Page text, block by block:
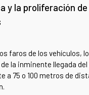
y la proliferación de
faros de los vehículos,
la inminente llegada
a 75 o 100 metros de